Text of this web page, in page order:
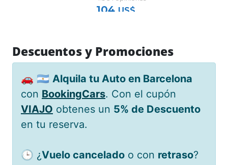
Descuentos y Promociones
🚗 🇦🇷 Alquila tu Auto en Barcelona
con BookingCars. Con el cupón
VIAJO obtenes un 5% de Descuento
en tu reserva.
🕒 ¿Vuelo cancelado o con retraso?